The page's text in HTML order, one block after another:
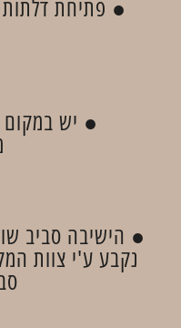
● פתיחת
● יש במקום
● הישיבה סביב
נקבע ע'י צוות